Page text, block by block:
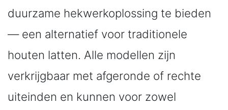
duurzame hekwerkoplossing te bieden
— een alternatief voor traditionele
houten latten. Alle modellen zijn
verkrijgbaar met afgeronde of rechte
uiteinden en kunnen voor zowel